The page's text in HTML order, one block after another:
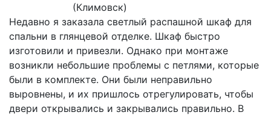
(Климовск)
Недавно я заказала светлый распашной шкаф для
спальни в глянцевой отделке. Шкаф быстро
изготовили и привезли. Однако при монтаже
возникли небольшие проблемы с петлями, которые
были в комплекте. Они были неправильно
выровнены, и их пришлось отрегулировать, чтобы
двери открывались и закрывались правильно. В